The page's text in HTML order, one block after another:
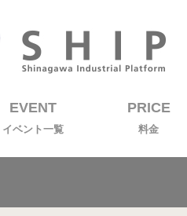
EVENT
イベント一覧
PRICE
料金